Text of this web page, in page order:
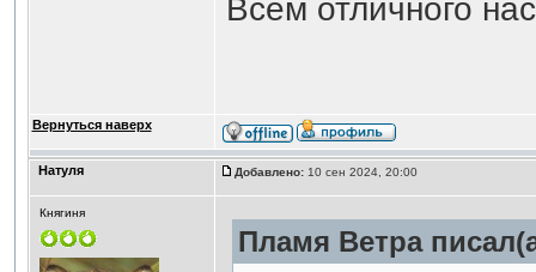
Всем отличного
Вернуться наверх
Натуля Добавлено:10 сен 2024, 20:00
Княгиня
Пламя Ветра